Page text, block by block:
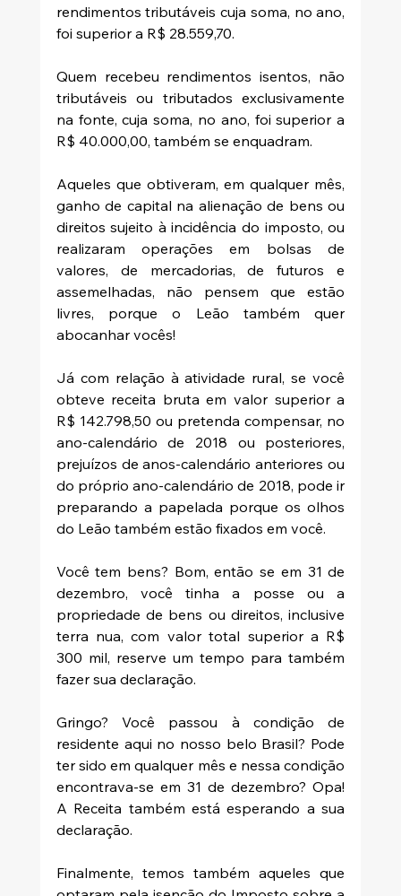
rendimentos tributáveis cuja soma, no ano,
foi superior a R$ 28.559,70.
Quem recebeu rendimentos isentos, não
tributáveis ou tributados exclusivamente
na fonte, cuja soma, no ano, foi superior a
R$ 40.000,00, também se enquadram.
Aqueles que obtiveram, em qualquer mês,
ganho de capital na alienação de bens ou
direitos sujeito à incidência do imposto, ou
realizaram operações em bolsas de
valores, de mercadorias, de futuros e
assemelhadas, não pensem que estão
livres, porque o Leão também quer
abocanhar vocês!
Já com relação à atividade rural, se você
obteve receita bruta em valor superior a
R$ 142.798,50 ou pretenda compensar, no
ano-calendário de 2018 ou posteriores,
prejuízos de anos-calendário anteriores ou
do próprio ano-calendário de 2018, pode ir
preparando a papelada porque os olhos
do Leão também estão fixados em você.
Você tem bens? Bom, então se em 31 de
dezembro, você tinha a posse ou a
propriedade de bens ou direitos, inclusive
terra nua, com valor total superior a R$
300 mil, reserve um tempo para também
fazer sua declaração.
Gringo? Você passou à condição de
residente aqui no nosso belo Brasil? Pode
ter sido em qualquer mês e nessa condição
encontrava-se em 31 de dezembro? Opa!
A Receita também está esperando a sua
declaração.
Finalmente, temos também aqueles que